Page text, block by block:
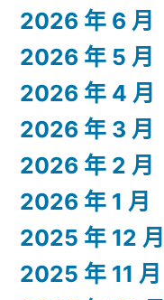
2026 年 6 月
2026 年 5 月
2026 年 4 月
2026 年 3 月
2026 年 2 月
2026 年 1 月
2025 年 12 月
2025 年 11 月